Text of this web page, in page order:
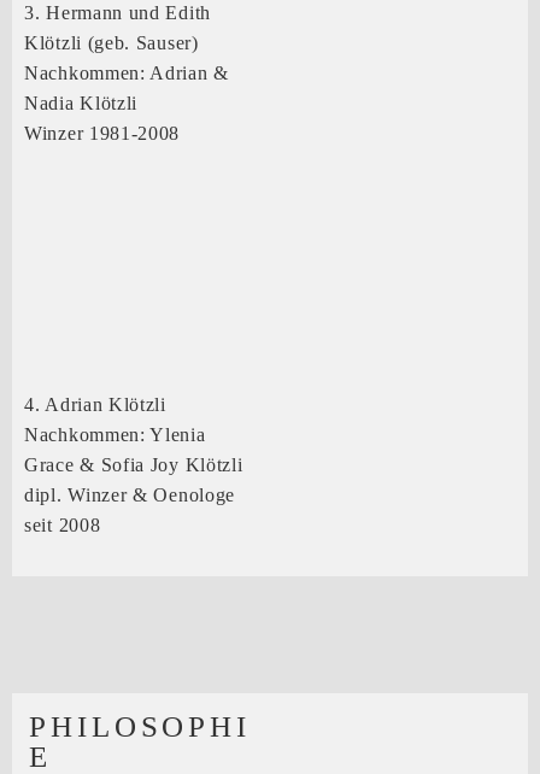
3. Hermann und Edith
Klötzli (geb. Sauser)
Nachkommen: Adrian &
Nadia Klötzli
Winzer 1981-2008
4. Adrian Klötzli
Nachkommen: Ylenia
Grace & Sofia Joy Klötzli
dipl. Winzer & Oenologe
seit 2008
PHILOSOPHI
E